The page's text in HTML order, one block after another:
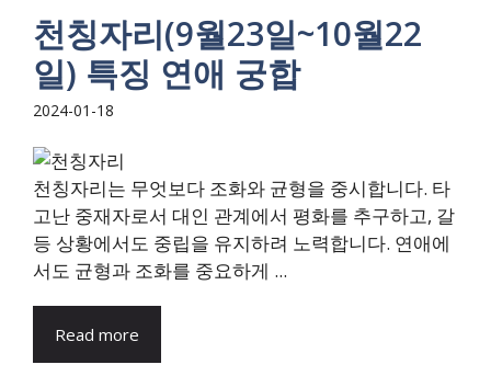
천칭자리(9월23일~10월22
일) 특징 연애 궁합
2024-01-18
천칭자리는 무엇보다 조화와 균형을 중시합니다. 타
고난 중재자로서 대인 관계에서 평화를 추구하고, 갈
등 상황에서도 중립을 유지하려 노력합니다. 연애에
서도 균형과 조화를 중요하게 ...
Read more